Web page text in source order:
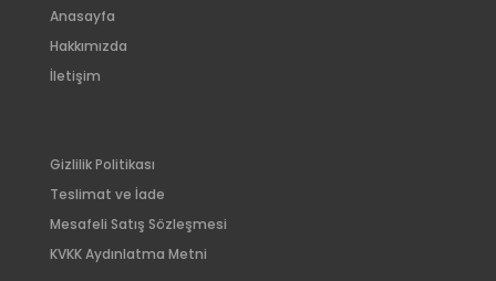
Anasayfa
Hakkımızda
İletişim
Gizlilik Politikası
Teslimat ve İade
Mesafeli Satış Sözleşmesi
KVKK Aydınlatma Metni